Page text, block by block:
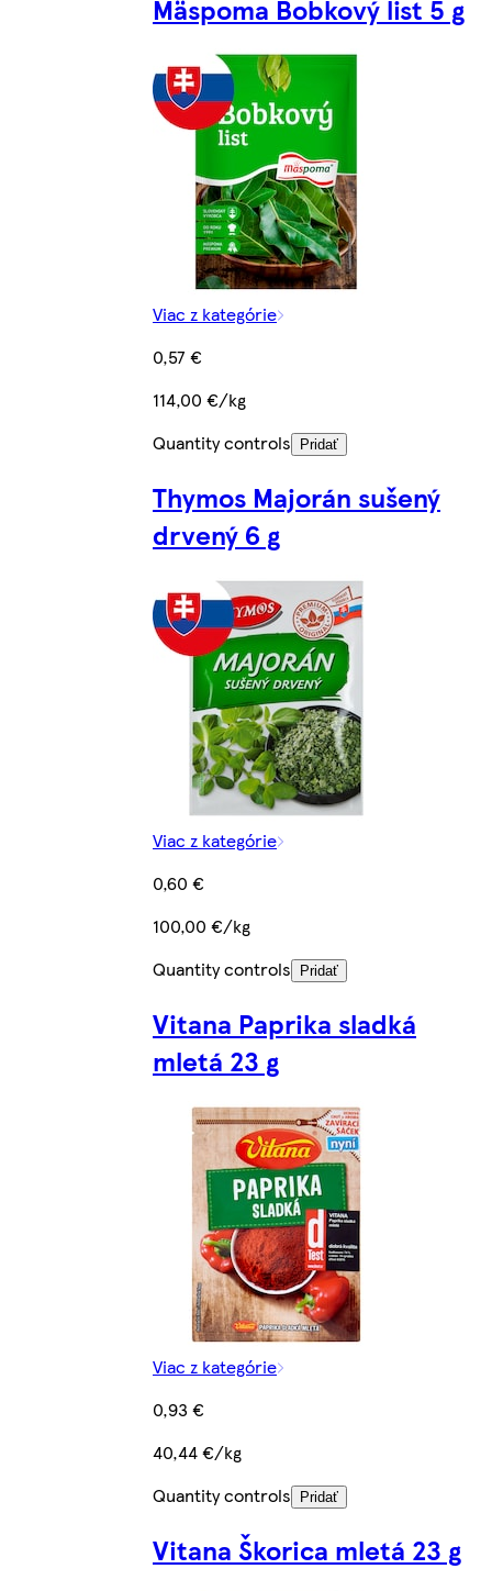
Mäspoma Bobkový list 5 g
Viac z kategórie
0,57 €
114,00 €/kg
Quantity controls
Pridať
Thymos Majorán sušený
drvený 6 g
Viac z kategórie
0,60 €
100,00 €/kg
Quantity controls
Pridať
Vitana Paprika sladká
mletá 23 g
Viac z kategórie
0,93 €
40,44 €/kg
Quantity controls
Pridať
Vitana Škorica mletá 23 g